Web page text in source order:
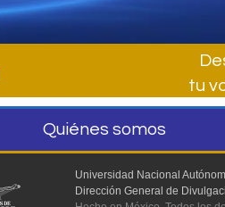
tu
Quiénes somos
Universidad Nacional
Dirección General de